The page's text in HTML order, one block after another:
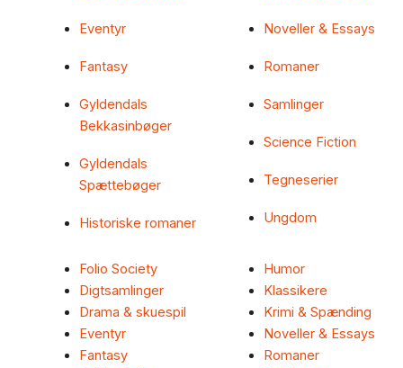
Eventyr
Fantasy
Gyldendals
Bekkasinbøger
Gyldendals
Spættebøger
Historiske romaner
Noveller & Essays
Romaner
Samlinger
Science Fiction
Tegneserier
Ungdom
Folio Society
Digtsamlinger
Drama & skuespil
Eventyr
Fantasy
Humor
Klassikere
Krimi & Spænding
Noveller & Essays
Romaner